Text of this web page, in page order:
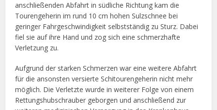
anschließenden Abfahrt in südliche Richtung kam die
Tourengeherin im rund 10 cm hohen Sulzschnee bei
geringer Fahrgeschwindigkeit selbstständig zu Sturz. Dabei
fiel sie auf ihre Hand und zog sich eine schmerzhafte
Verletzung zu.
Aufgrund der starken Schmerzen war eine weitere Abfahrt
für die ansonsten versierte Schitourengeherin nicht mehr
möglich. Die Verletzte wurde in weiterer Folge von einem
Rettungshubschrauber geborgen und anschließend zur